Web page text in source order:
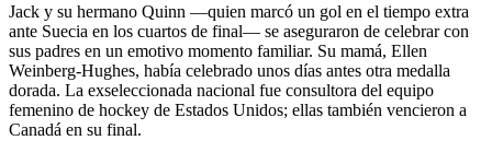
Jack y su hermano Quinn —quien marcó un gol en el tiempo extra
ante Suecia en los cuartos de final— se aseguraron de celebrar con
sus padres en un emotivo momento familiar. Su mamá, Ellen
Weinberg-Hughes, había celebrado unos días antes otra medalla
dorada. La exseleccionada nacional fue consultora del equipo
femenino de hockey de Estados Unidos; ellas también vencieron a
Canadá en su final.